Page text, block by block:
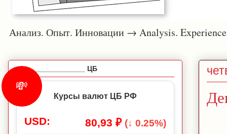
Анализ. Опыт. Инновации → Analysis.
_________________ ЦБ
💸
Курсы валют ЦБ РФ
USD: 80,93 ₽ (↓ 0.25%)